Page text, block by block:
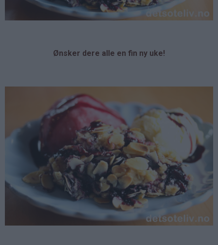
Ønsker dere alle en fin ny uke!